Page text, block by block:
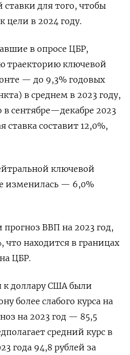
для того, чтобы
цели в 2024 году.
в опросе ЦБР,
траекторию ключевой
— до 9,3% годовых
в среднем в 2023 году,
в сентябре—декабре 2023
ставка составит 12,0%,
ключевой
изменилась — 6,0%
ВВП на 2023 год,
что находится в границах
ЦБР.
к доллару США были
более слабого курса на
на 2023 год — 85,5
средний курс в
года 94,8 рублей за